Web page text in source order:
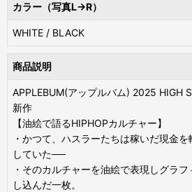
カラー（写真L→R）
WHITE / BLACK
商品説明
APPLEBUM(アップルバム) 2025 HIGH
新作
【油絵で語るHIPHOPカルチャー】
・かつて、ハスラーたちは稼いだ現金
していた──
・そのカルチャーを油絵で表現しグラ
し込んだ一枚。